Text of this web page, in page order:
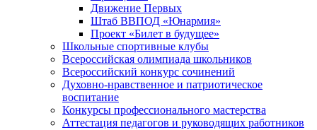
Движение Первых
Штаб ВВПОД «Юнармия»
Проект «Билет в будущее»
Школьные спортивные клубы
Всероссийская олимпиада школьников
Всероссийский конкурс сочинений
Духовно-нравственное и патриотическое
воспитание
Конкурсы профессионального мастерства
Аттестация педагогов и руководящих работников